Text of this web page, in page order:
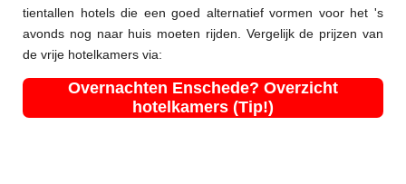
tientallen hotels die een goed alternatief vormen voor het 's
avonds nog naar huis moeten rijden. Vergelijk de prijzen van
de vrije hotelkamers via:
Overnachten Enschede? Overzicht
hotelkamers (Tip!)